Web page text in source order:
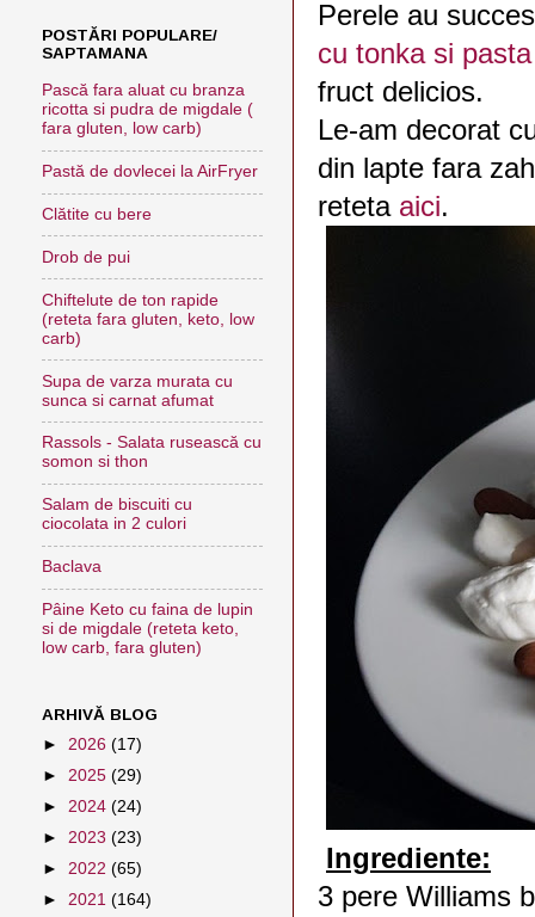
Perele au
cu tonka si
fruct delicios.
Le-am decorat
din lapte fara
reteta aici.
Ingrediente:
3 pere Williams
POSTĂRI POPULARE/
SAPTAMANA
Pască fara aluat cu branza
ricotta si pudra de migdale (
fara gluten, low carb)
Pastă de dovlecei la AirFryer
Clătite cu bere
Drob de pui
Chiftelute de ton rapide
(reteta fara gluten, keto, low
carb)
Supa de varza murata cu
sunca si carnat afumat
Rassols - Salata rusească cu
somon si thon
Salam de biscuiti cu
ciocolata in 2 culori
Baclava
Pâine Keto cu faina de lupin
si de migdale (reteta keto,
low carb, fara gluten)
ARHIVĂ BLOG
► 2026 (17)
► 2025 (29)
► 2024 (24)
► 2023 (23)
► 2022 (65)
► 2021 (164)